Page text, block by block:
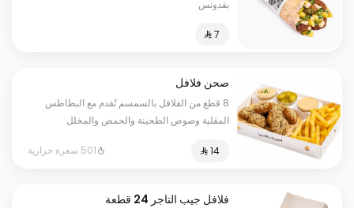
بقدونس
صحن فلافل
8 قطع من الفلافل بالسمسم تُقدم مع البطاطس
المقلية وصوص الطحينة والحمص والمخلل
⁨⁦‪‬ 14⁩ 501 سعرة حرارية
فلافل جيب التاجر 24 قطعة